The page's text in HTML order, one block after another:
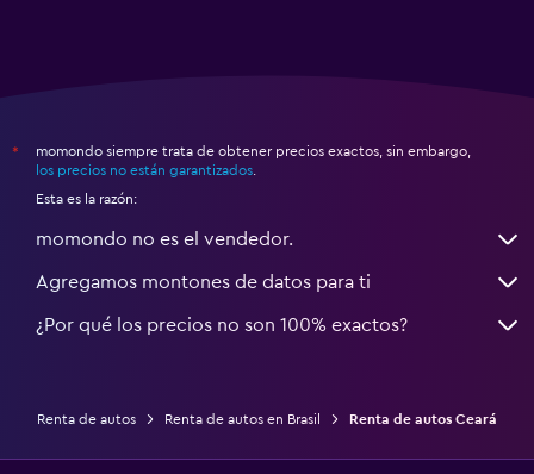
*
momondo siempre trata de obtener precios exactos, sin embargo,
los precios no están garantizados.
Esta es la razón:
momondo no es el vendedor.
Agregamos montones de datos para ti
¿Por qué los precios no son 100% exactos?
Renta de autos Renta de autos en Brasil Renta de autos Ceará